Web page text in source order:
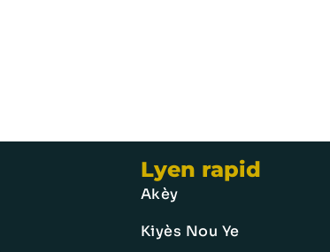
Lyen rapid
Akèy
Kiyès Nou Ye